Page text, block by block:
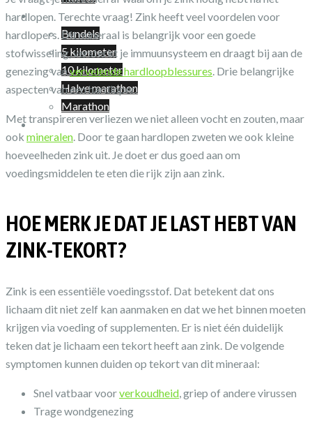
Shop
Bundels
5 kilometer
10 kilometer
Halve marathon
Marathon
Winkelwagen
hardlopen. Terechte vraag! Zink heeft veel voordelen voor
hardlopers. Dit mineraal is belangrijk voor een goede
stofwisseling, versterkt je immuunsysteem en draagt bij aan de
genezing vanvervelende hardloopblessures. Drie belangrijke
aspecten van een hardloper.
Met transpireren verliezen we niet alleen vocht en zouten, maar
ook mineralen. Door te gaan hardlopen zweten we ook kleine
hoeveelheden zink uit. Je doet er dus goed aan om
voedingsmiddelen te eten die rijk zijn aan zink.
HOE MERK JE DAT JE LAST HEBT VAN
ZINK-TEKORT?
Zink is een essentiële voedingsstof. Dat betekent dat ons
lichaam dit niet zelf kan aanmaken en dat we het binnen moeten
krijgen via voeding of supplementen. Er is niet één duidelijk
teken dat je lichaam een tekort heeft aan zink. De volgende
symptomen kunnen duiden op tekort van dit mineraal:
Snel vatbaar voorverkoudheid, griep of andere virussen
Trage wondgenezing